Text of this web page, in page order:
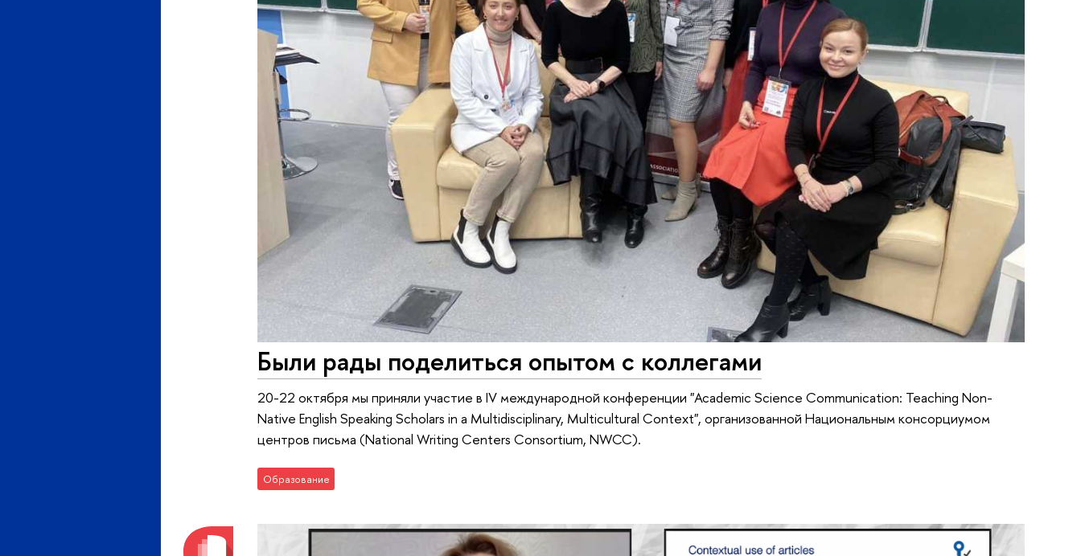
Были рады поделиться опытом с коллегами
20-22 октября мы приняли участие в IV международной конференции "Academic Science Communication: Teaching Non-
Native English Speaking Scholars in a Multidisciplinary, Multicultural Context", организованной Национальным консорциумом
центров письма (National Writing Centers Consortium, NWCC).
Образование